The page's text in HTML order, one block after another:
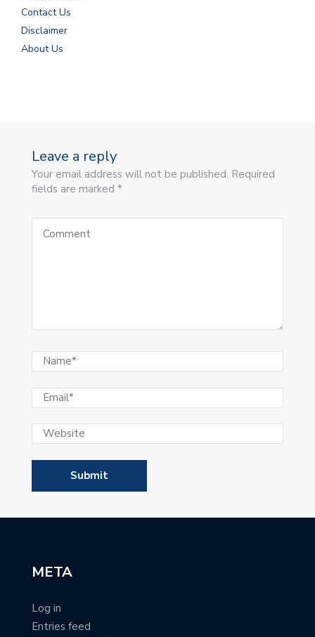
Contact Us
Disclaimer
About Us
Leave a reply
Your email address will not be published. Required
fields are marked *
META
Log in
Entries feed